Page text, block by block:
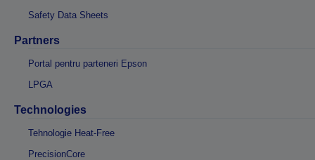
Safety Data Sheets
Partners
Portal pentru parteneri Epson
LPGA
Technologies
Tehnologie Heat-Free
PrecisionCore